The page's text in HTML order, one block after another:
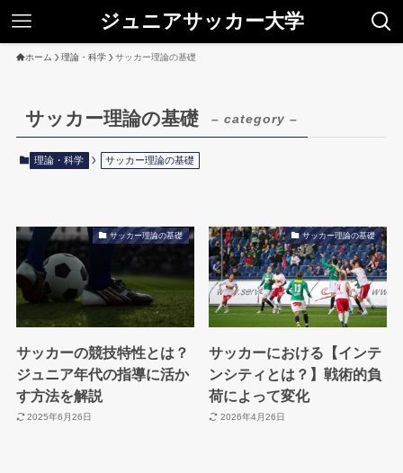
ジュニアサッカー大学
ホーム 理論・科学 サッカー理論の基礎
サッカー理論の基礎 – category –
理論・科学 サッカー理論の基礎
サッカー理論の基礎
サッカーの競技特性とは？
ジュニア年代の指導に活か
す方法を解説
2025年6月26日
サッカー理論の基礎
サッカーにおける【インテ
ンシティとは？】戦術的負
荷によって変化
2026年4月26日